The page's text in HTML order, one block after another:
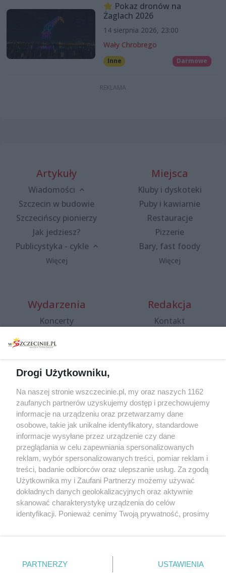
Pokaz dronów na
Żaglach 2026
14 sierpnia 2026, 23:00
Wały Chrobrego
Inne Darmowe
Artykuły
Wiadomości
Szczecin w budowie
Szczecińscy pionierzy
Jak jedziesz?
Publicystyka - cykle
Więcej
Miejsca
Kluby i dyskoteki
Puby i kawiarnie
Restauracje
Pizzerie
Bary, fast foody
Więcej
Wydarzenia
Koncerty
Spacery i oprowadzania
targi
Wernisaże
Więcej
Redakcja
Kontakt
Specjalny koncert z okazji
20. urodzin portalu
wSzczecinie.pl
Regulamin konkursów
śniadaniówka "Hej
Szczecin! Jest piątek!"
Partnerzy
Praca Szczecin
Drogi Użytkowniku,
Na naszej stronie wszczecinie.pl, my oraz naszych 1162
zaufanych partnerów uzyskujemy dostęp i przechowujemy
informacje na urządzeniu oraz przetwarzamy dane
osobowe, takie jak unikalne identyfikatory, standardowe
informacje wysyłane przez urządzenie czy dane
przeglądania w celu zapewniania spersonalizowanych
reklam, wybór spersonalizowanych treści, pomiar reklam i
treści, badanie odbiorców oraz ulepszanie usług. Za zgodą
Użytkownika my i Zaufani Partnerzy możemy używać
dokładnych danych geolokalizacyjnych oraz aktywnie
skanować charakterystykę urządzenia do celów
identyfikacji. Ponieważ cenimy Twoją prywatność, prosimy
prywatności znajdujący się w lewym dolnym rogu strony
. Niektóre rodzaje przetwarzania danych nie wymagają
PARTNERZY USTAWIENIA